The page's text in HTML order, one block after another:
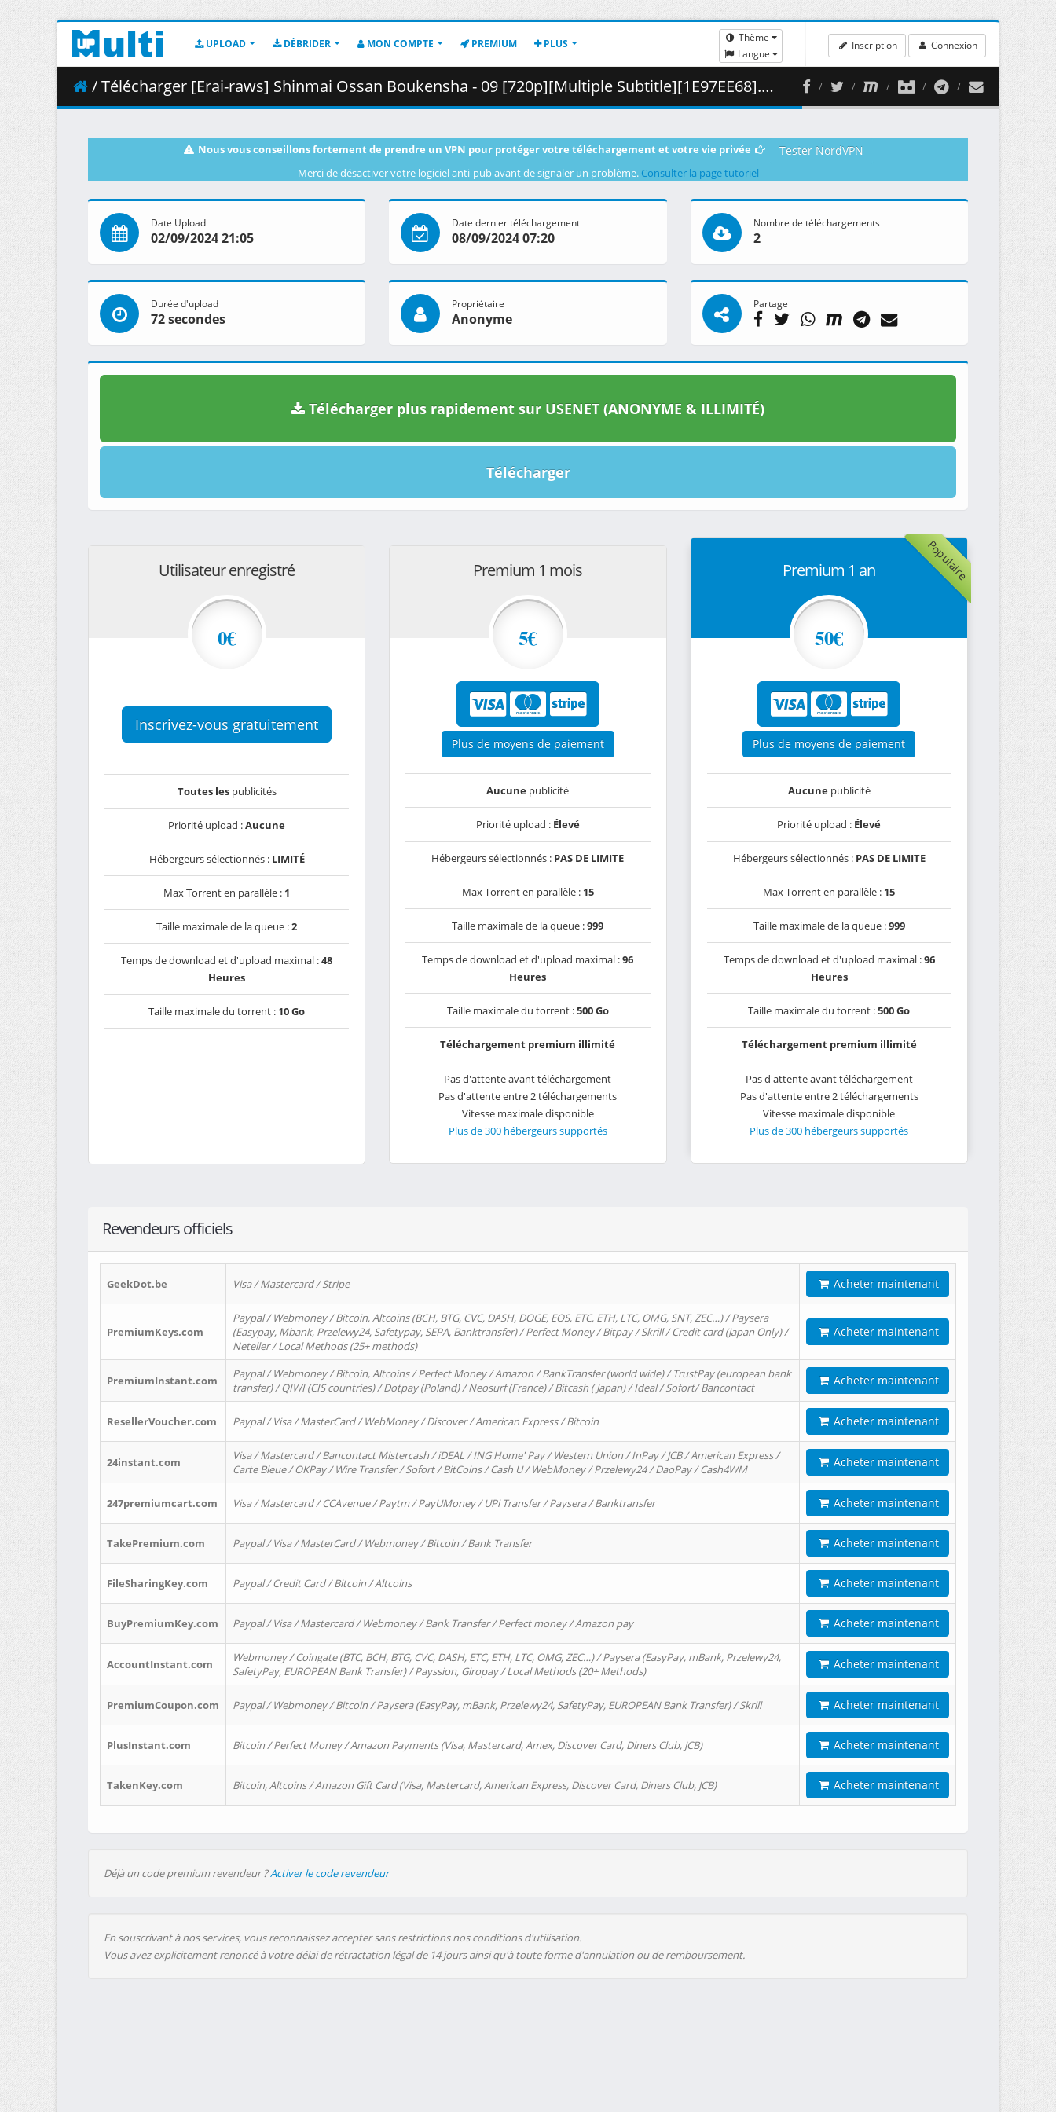
UPLOAD DÉBRIDER MON COMPTE PREMIUM PLUS
Thème
Langue
Inscription Connexion
/ Télécharger [Erai-raws] Shinmai Ossan Boukensha - 09 [720p][Multiple Subtitle][1E97EE68].mkv.001 ( 356.09 MB )
Nous vous conseillons fortement de prendre un VPN pour protéger votre téléchargement et votre vie privée Tester NordVPN
Merci de désactiver votre logiciel anti-pub avant de signaler un problème. Consulter la page tutoriel
Date Upload
02/09/2024 21:05
Date dernier téléchargement
08/09/2024 07:20
Nombre de téléchargements
2
Durée d'upload
72 secondes
Propriétaire
Anonyme
Partage
Télécharger plus rapidement sur USENET (ANONYME & ILLIMITÉ)
Télécharger
Utilisateur enregistré
0€
Inscrivez-vous gratuitement
Toutes lespublicités
Priorité upload :Aucune
Hébergeurs sélectionnés : LIMITÉ
Max Torrent en parallèle : 1
Taille maximale de la queue :2
Temps de download et d'upload maximal :48
Heures
Taille maximale du torrent : 10 Go
Premium 1 mois
5€
Plus de moyens de paiement
Aucune publicité
Priorité upload : Élevé
Hébergeurs sélectionnés : PAS DE LIMITE
Max Torrent en parallèle : 15
Taille maximale de la queue :999
Temps de download et d'upload maximal :96
Heures
Taille maximale du torrent :500 Go
Téléchargement premium illimité
Pas d'attente avant téléchargement
Pas d'attente entre 2 téléchargements
Vitesse maximale disponible
Plus de 300 hébergeurs supportés
Populaire
Premium 1 an
50€
Plus de moyens de paiement
Aucunepublicité
Priorité upload : Élevé
Hébergeurs sélectionnés : PAS DE LIMITE
Max Torrent en parallèle : 15
Taille maximale de la queue :999
Temps de download et d'upload maximal :96
Heures
Taille maximale du torrent :500 Go
Téléchargement premium illimité
Pas d'attente avant téléchargement
Pas d'attente entre 2 téléchargements
Vitesse maximale disponible
Plus de 300 hébergeurs supportés
Revendeurs officiels
GeekDot.be Visa / Mastercard / Stripe Acheter maintenant
PremiumKeys.com
Paypal / Webmoney / Bitcoin, Altcoins (BCH, BTG, CVC, DASH, DOGE, EOS, ETC, ETH, LTC, OMG, SNT, ZEC…) / Paysera
(Easypay, Mbank, Przelewy24, Safetypay, SEPA, Banktransfer) / Perfect Money / Bitpay / Skrill / Credit card (Japan Only) /
Neteller / Local Methods (25+ methods)
Acheter maintenant
PremiumInstant.com
Paypal / Webmoney / Bitcoin, Altcoins / Perfect Money / Amazon / BankTransfer (world wide) / TrustPay (european bank
transfer) / QIWI (CIS countries) / Dotpay (Poland) / Neosurf (France) / Bitcash ( Japan) / Ideal / Sofort/ Bancontact
Acheter maintenant
ResellerVoucher.com Paypal / Visa / MasterCard / WebMoney / Discover / American Express / Bitcoin Acheter maintenant
24instant.com
Visa / Mastercard / Bancontact Mistercash / iDEAL / ING Home' Pay / Western Union / InPay / JCB / American Express /
Carte Bleue / OKPay / Wire Transfer / Sofort / BitCoins / Cash U / WebMoney / Przelewy24 / DaoPay / Cash4WM
Acheter maintenant
247premiumcart.com Visa / Mastercard / CCAvenue / Paytm / PayUMoney / UPi Transfer / Paysera / Banktransfer Acheter maintenant
TakePremium.com Paypal / Visa / MasterCard / Webmoney / Bitcoin / Bank Transfer Acheter maintenant
FileSharingKey.com Paypal / Credit Card / Bitcoin / Altcoins Acheter maintenant
BuyPremiumKey.com Paypal / Visa / Mastercard / Webmoney / Bank Transfer / Perfect money / Amazon pay Acheter maintenant
AccountInstant.com
Webmoney / Coingate (BTC, BCH, BTG, CVC, DASH, ETC, ETH, LTC, OMG, ZEC…) / Paysera (EasyPay, mBank, Przelewy24,
SafetyPay, EUROPEAN Bank Transfer) / Payssion, Giropay / Local Methods (20+ Methods)
Acheter maintenant
PremiumCoupon.com Paypal / Webmoney / Bitcoin / Paysera (EasyPay, mBank, Przelewy24, SafetyPay, EUROPEAN Bank Transfer) / Skrill Acheter maintenant
PlusInstant.com Bitcoin / Perfect Money / Amazon Payments (Visa, Mastercard, Amex, Discover Card, Diners Club, JCB) Acheter maintenant
TakenKey.com Bitcoin, Altcoins / Amazon Gift Card (Visa, Mastercard, American Express, Discover Card, Diners Club, JCB) Acheter maintenant
Déjà un code premium revendeur ?Activer le code revendeur
En souscrivant à nos services, vous reconnaissez accepter sans restrictions nos conditions d'utilisation.
Vous avez explicitement renoncé à votre délai de rétractation légal de 14 jours ainsi qu'à toute forme d'annulation ou de remboursement.